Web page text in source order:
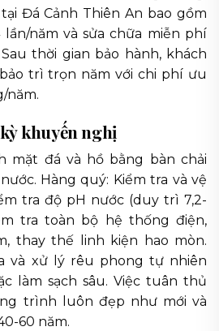
Đá Cảnh Thiên An bao gồm
năm và sửa chữa miễn phí
thời gian bảo hành, khách
trì trọn năm với chi phí ưu
năm.
khuyến nghị
mặt đá và hồ bằng bàn chải
Hàng quý: Kiểm tra và vệ
tra độ pH nước (duy trì 7,2-
tra toàn bộ hệ thống điện,
thay thế linh kiện hao mòn.
và xử lý rêu phong tự nhiên
làm sạch sâu. Việc tuân thủ
trình luôn đẹp như mới và
60 năm.